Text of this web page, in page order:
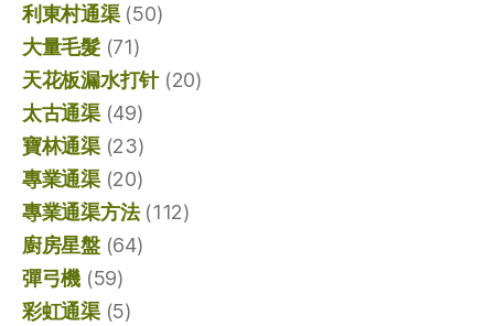
利東村通渠(50)
大量毛髮(71)
天花板漏水打针(20)
太古通渠(49)
寶林通渠(23)
專業通渠(20)
專業通渠方法(112)
廚房星盤(64)
彈弓機 (59)
彩虹通渠(5)